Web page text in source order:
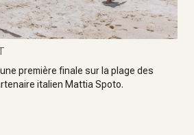
première finale sur la plage des
italien Mattia Spoto.